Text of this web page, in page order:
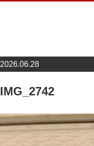
2026.06.28
IMG_2742